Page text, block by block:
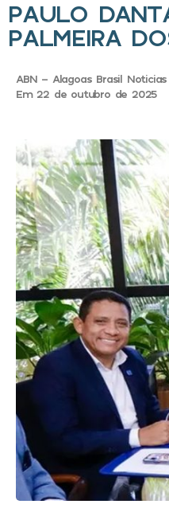
PAULO
PALMEIRA
ABN - Alagoas Brasil Noticias
Em 22 de outubro de 2025